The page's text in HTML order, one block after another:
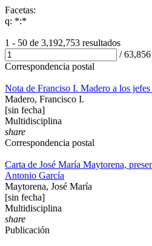
Facetas:
q: *:*
1 - 50 de 3,192,753 resultados
/63,856
Correspondencia postal
Nota de Franciso I. Madero a los
Madero, Francisco I.
[sin fecha]
Multidisciplina
share
Correspondencia postal
Carta de José María Maytorena,
Antonio García
Maytorena, José María
[sin fecha]
Multidisciplina
share
Publicación